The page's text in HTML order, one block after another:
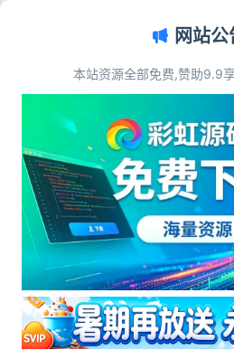
文章目录
源码简介
源码展示
源码下载
网站公
本站资源全部免费,赞助9.9